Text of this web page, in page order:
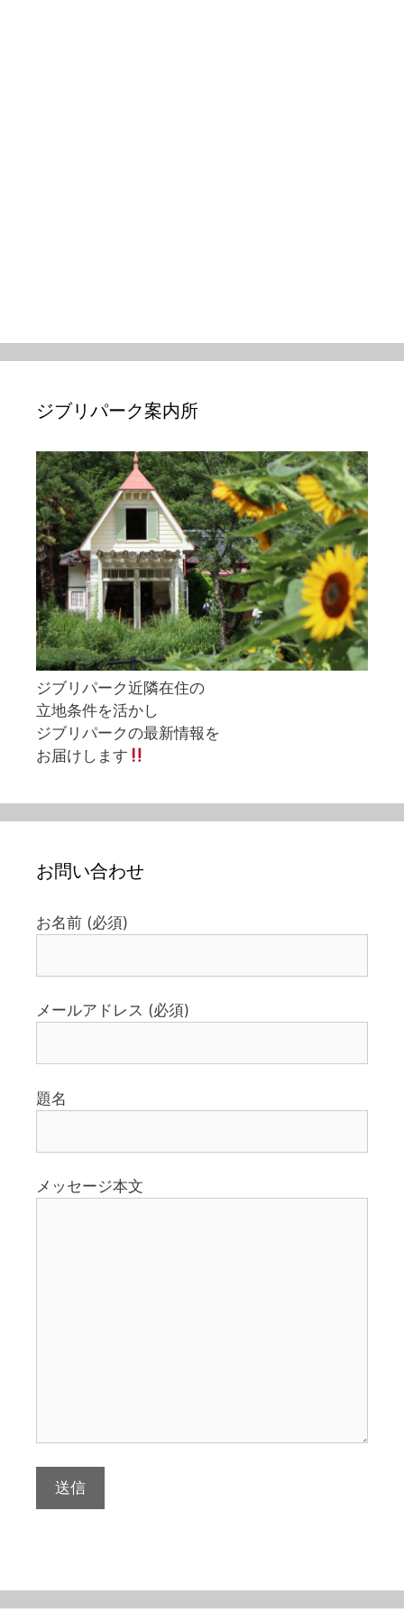
ジブリパーク案内所
ジブリパーク近隣在住の
立地条件を活かし
ジブリパークの最新情報を
お届けします
お問い合わせ
お名前 (必須)
メールアドレス (必須)
題名
メッセージ本文